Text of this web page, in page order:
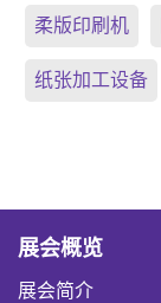
柔版印刷机
纸张加工设备
展会概览
展会简介